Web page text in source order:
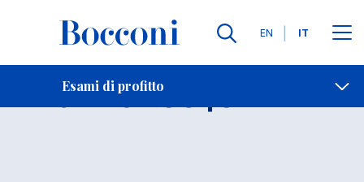
Lingue
EN IT
Esami di profitto
Contatti
Esame 20840 Open